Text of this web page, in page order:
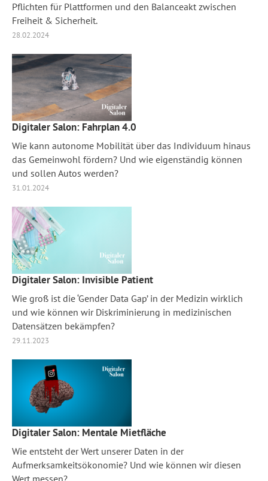
Pflichten für Plattformen und den Balanceakt zwischen
Freiheit & Sicherheit.
28.02.2024
Digitaler Salon: Fahrplan 4.0
Wie kann autonome Mobilität über das Individuum hinaus
das Gemeinwohl fördern? Und wie eigenständig können
und sollen Autos werden?
31.01.2024
Digitaler Salon: Invisible Patient
Wie groß ist die ‘Gender Data Gap’ in der Medizin wirklich
und wie können wir Diskriminierung in medizinischen
Datensätzen bekämpfen?
29.11.2023
Digitaler Salon: Mentale Mietfläche
Wie entsteht der Wert unserer Daten in der
Aufmerksamkeitsökonomie? Und wie können wir diesen